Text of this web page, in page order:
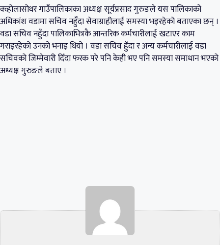
क्व्होलासोथर गाउँपालिकाका अध्यक्ष सूर्यप्रसाद गुरुङले यस पालिकाको
अधिकांश वडामा सचिव नहुँदा सेवाग्राहीलाई समस्या भइरहेको बताएका छन् ।
वडा सचिव नहुँदा पालिकाभित्रकै आन्तरिक कर्मचारीलाई खटाएर काम
गराइरहेको उनको भनाइ थियो । वडा सचिव हुँदा र अन्य कर्मचारीलाई वडा
सचिवको जिम्मेवारी दिँदा फरक परे पनि केही भए पनि समस्या समाधान भएको
अध्यक्ष गुरुङले बताए ।